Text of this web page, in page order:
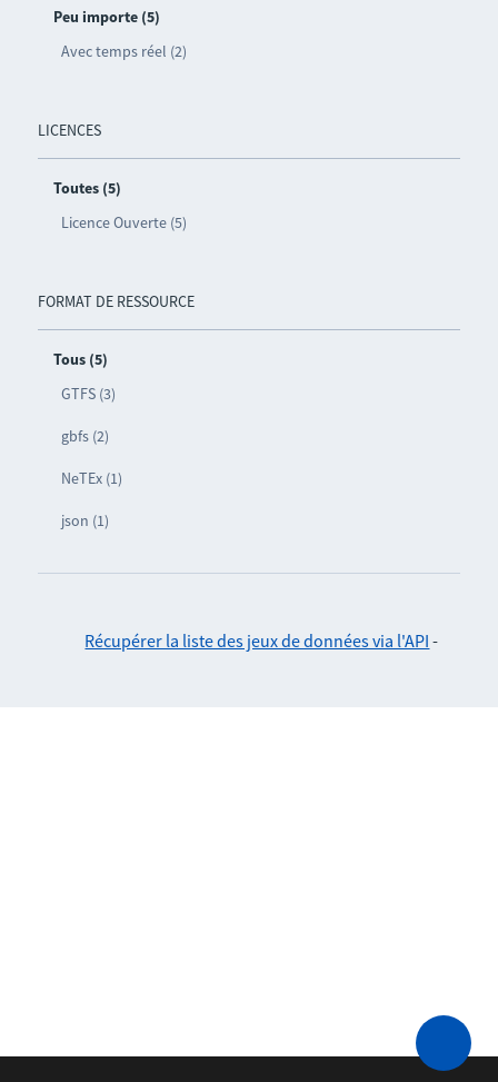
Peu importe (5)
Avec temps réel (2)
LICENCES
Toutes (5)
Licence Ouverte (5)
FORMAT DE RESSOURCE
Tous (5)
GTFS (3)
gbfs (2)
NeTEx (1)
json (1)
Récupérer la liste des jeux de données via l'API -